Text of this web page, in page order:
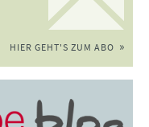
HIER GEHT'S ZUM ABO